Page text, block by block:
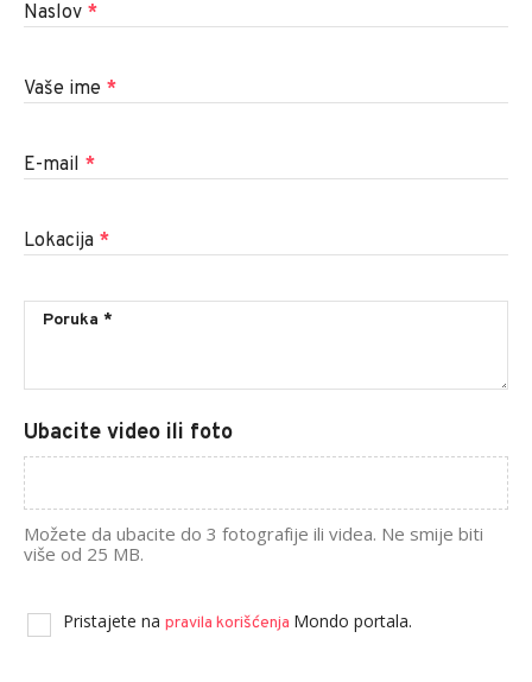
Naslov *
Vaše ime *
E-mail *
Lokacija *
Ubacite video ili foto
Možete da ubacite do 3 fotografije ili videa. Ne smije biti
više od 25 MB.
Pristajete na pravila korišćenja Mondo portala.